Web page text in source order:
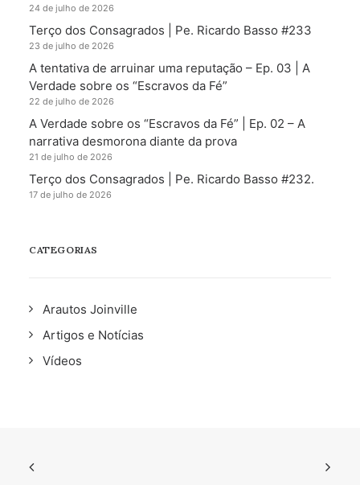
24 de julho de 2026
Terço dos Consagrados | Pe. Ricardo Basso #233
23 de julho de 2026
A tentativa de arruinar uma reputação – Ep. 03 | A
Verdade sobre os “Escravos da Fé”
22 de julho de 2026
A Verdade sobre os “Escravos da Fé” | Ep. 02 – A
narrativa desmorona diante da prova
21 de julho de 2026
Terço dos Consagrados | Pe. Ricardo Basso #232.
17 de julho de 2026
CATEGORIAS
Arautos Joinville
Artigos e Notícias
Vídeos